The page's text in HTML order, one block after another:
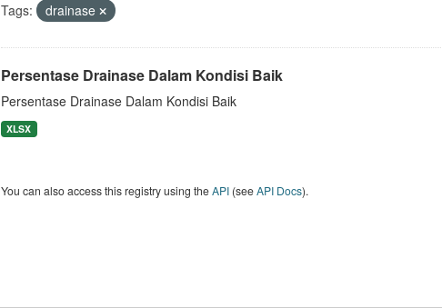
Tags: drainase
Persentase Drainase Dalam Kondisi Baik
Persentase Drainase Dalam Kondisi Baik
XLSX
You can also access this registry using theAPI(seeAPI Docs).